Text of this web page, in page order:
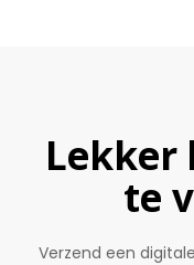
Lekker
te
Verzend een